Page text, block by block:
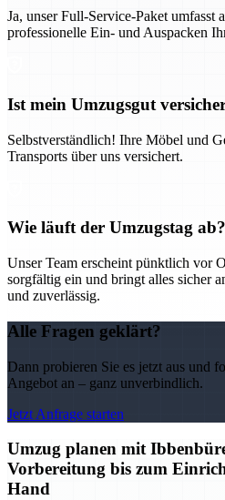
Ja, unser Full-Service-Paket umfasst
professionelle Ein- und Auspacken
Ist mein Umzugsgut
Selbstverständlich! Ihre Möbel und
Transports über uns versichert.
Wie läuft der Umzugstag ab?
Unser Team erscheint pünktlich vor
sorgfältig ein und bringt alles sicher
und zuverlässig.
Alle Fragen geklärt?
Dann probieren Sie es jetzt aus und
Angebot an – ganz unverbindlich.
Jetzt Anfrage starten
Umzug planen mit
Vorbereitung bis zum
Hand